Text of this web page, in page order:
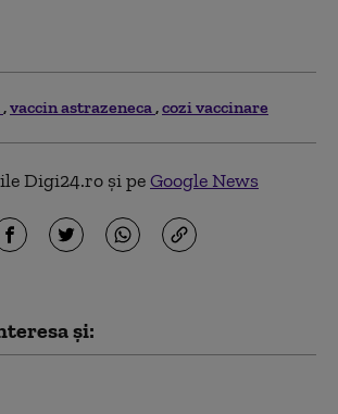
vaccin astrazeneca cozi vaccinare
Digi24.ro și peGoogle News
și: